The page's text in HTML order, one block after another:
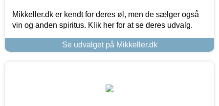
Mikkeller.dk er kendt for deres øl, men de sælger også
vin og anden spiritus. Klik her for at se deres udvalg.
Se udvalget på Mikkeller.dk